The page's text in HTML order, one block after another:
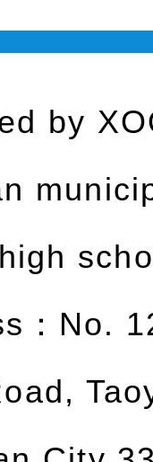
by
： No.